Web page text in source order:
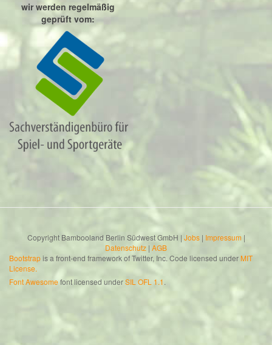
wir werden regelmäßig
geprüft vom:
Copyright Bambooland Berlin Südwest GmbH | Jobs| Impressum |
Datenschutz | AGB
Bootstrapis a front-end framework of Twitter, Inc. Code licensed underMIT
License.
Font Awesomefont licensed underSIL OFL 1.1.